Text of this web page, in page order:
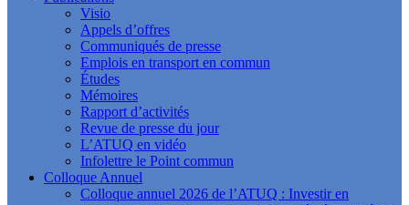
Visio
Appels d’offres
Communiqués de presse
Emplois en transport en commun
Études
Mémoires
Rapport d’activités
Revue de presse du jour
L’ATUQ en vidéo
Infolettre le Point commun
Colloque Annuel
Colloque annuel 2026 de l’ATUQ : Investir en